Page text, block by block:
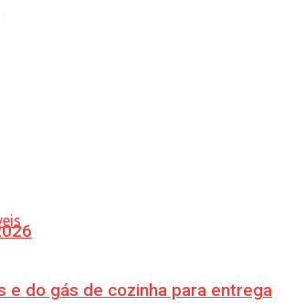
e do gás de cozinha para entrega